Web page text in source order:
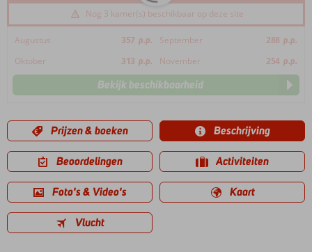
Nog 3 kamer(s) beschikbaar op deze site
Augustus 357 p.p. September 288 p.p.
Oktober
313 p.p. November 254 p.p.
Bekijk beschikbaarheid
Prijzen & boeken Beschrijving
Beoordelingen Activiteiten
Foto's & Video's Kaart
Vlucht